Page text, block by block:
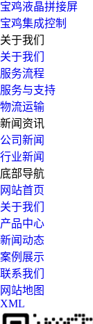
宝鸡液晶拼接屏
宝鸡集成控制
关于我们
关于我们
服务流程
服务与支持
物流运输
新闻资讯
公司新闻
行业新闻
底部导航
网站首页
关于我们
产品中心
新闻动态
案例展示
联系我们
网站地图
XML